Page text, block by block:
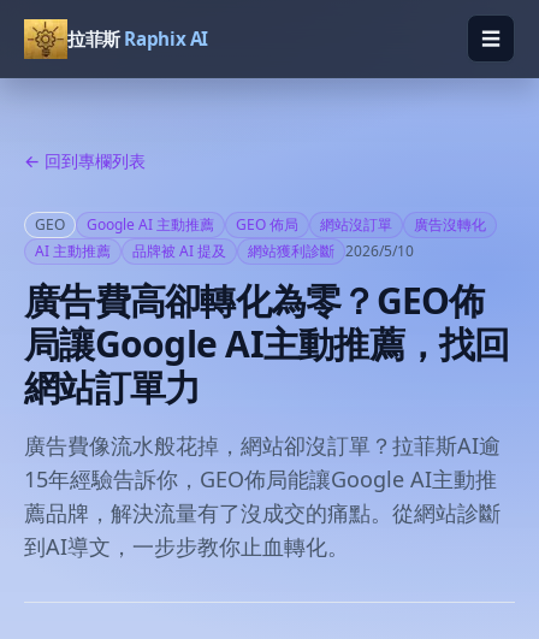
拉菲斯Raphix AI ☰開啟
← 回到專欄列表
GEO Google AI 主動推薦 GEO 佈局 網站沒訂單
廣告沒轉化
AI 主動推薦
品牌被 AI 提及 網站獲利診斷 2026/5/10
廣告費高卻轉化為零？GEO佈
局讓Google AI主動推薦，找回
網站訂單力
廣告費像流水般花掉，網站卻沒訂單？拉菲斯AI逾
15年經驗告訴你，GEO佈局能讓Google AI主動推
薦品牌，解決流量有了沒成交的痛點。從網站診斷
到AI導文，一步步教你止血轉化。